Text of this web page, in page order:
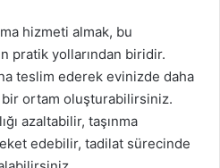
hizmeti almak, bu
pratik yollarından biridir.
teslim ederek evinizde daha
bir ortam oluşturabilirsiniz.
azaltabilir, taşınma
edebilir, tadilat sürecinde